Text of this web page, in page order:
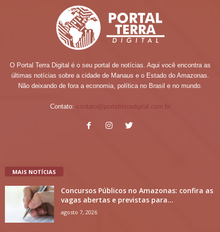
O Portal Terra Digital é o seu portal de notícias. Aqui você encontra as
últimas notícias sobre a cidade de Manaus e o Estado do Amazonas.
Não deixando de fora a economia, política no Brasil e no mundo.
Contato: contato@portalterradigital.com.br
MAIS NOTÍCIAS
Concursos Públicos no Amazonas: confira as
vagas abertas e previstas para...
agosto 7, 2026